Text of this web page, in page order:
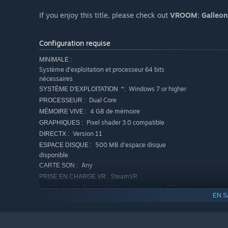
If you enjoy this title, please check out VROOM: Galleon
Configuration requise
MINIMALE :
Système d'exploitation et processeur 64 bits
nécessaires
SYSTÈME D'EXPLOITATION *: Windows 7 or higher
PROCESSEUR : Dual Core
MÉMOIRE VIVE : 4 GB de mémoire
GRAPHIQUES : Pixel shader 3.0 compatible
DIRECTX : Version 11
ESPACE DISQUE : 500 MB d'espace disque
disponible
CARTE SON : Any
PRISE EN CHARGE VR: SteamVR
NOTES SUPPLÉMENTAIRES : VR Headset: HTC Vive
EN